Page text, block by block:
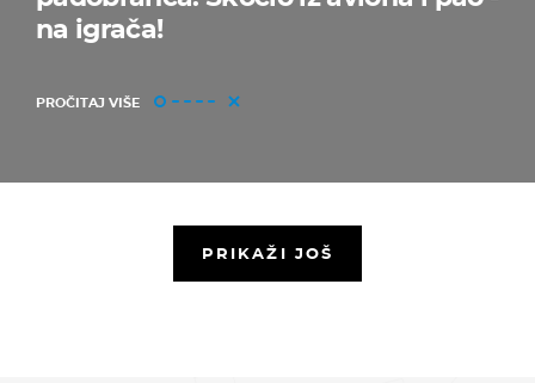
na igrača!
PROČITAJ VIŠE
PRIKAŽI JOŠ